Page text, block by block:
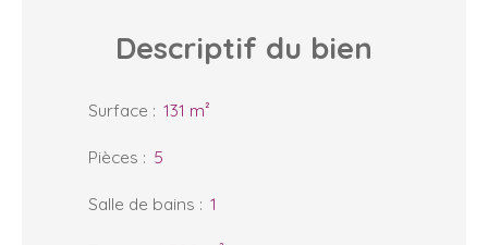
Descriptif du bien
Surface : 131 m²
Pièces : 5
Salle de bains : 1